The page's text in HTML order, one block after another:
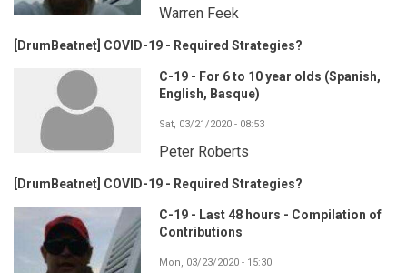
Warren Feek
[DrumBeatnet] COVID-19 - Required Strategies?
C-19 - For 6 to 10 year olds (Spanish,
English, Basque)
Sat, 03/21/2020 - 08:53
Peter Roberts
[DrumBeatnet] COVID-19 - Required Strategies?
C-19 - Last 48 hours - Compilation of
Contributions
Mon, 03/23/2020 - 15:30